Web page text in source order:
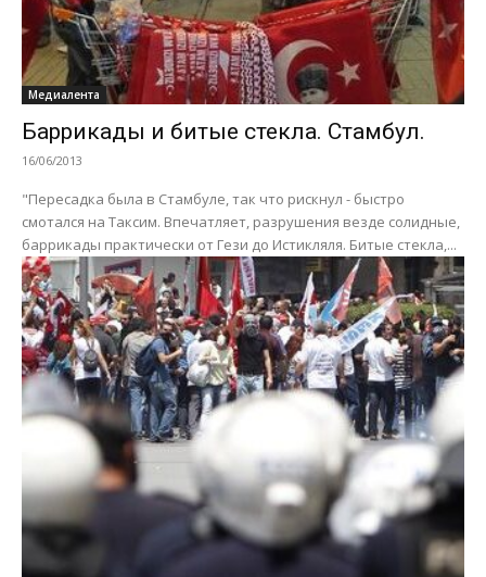
Медиалента
Баррикады и битые стекла. Стамбул.
16/06/2013
"Пересадка была в Стамбуле, так что рискнул - быстро
смотался на Таксим. Впечатляет, разрушения везде солидные,
баррикады практически от Гези до Истикляля. Битые стекла,...